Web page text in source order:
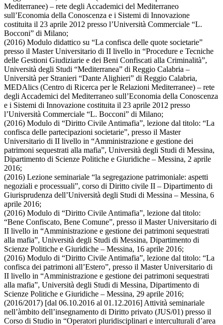
Mediterranee) – rete degli Accademici del Mediterraneo
sull’Economia della Conoscenza e i Sistemi di Innovazione
costituita il 23 aprile 2012 presso l’Università Commerciale “L.
Bocconi” di Milano;
(2016) Modulo didattico su “La confisca delle quote societarie”
presso il Master Universitario di II livello in “Procedure e Tecniche
delle Gestioni Giudiziarie e dei Beni Confiscati alla Criminalità”,
Università degli Studi “Mediterranea” di Reggio Calabria –
Università per Stranieri “Dante Alighieri” di Reggio Calabria,
MEDAlics (Centro di Ricerca per le Relazioni Mediterranee) – rete
degli Accademici del Mediterraneo sull’Economia della Conoscenza
e i Sistemi di Innovazione costituita il 23 aprile 2012 presso
l’Università Commerciale “L. Bocconi” di Milano;
(2016) Modulo di “Diritto Civile Antimafia”, lezione dal titolo: “La
confisca delle partecipazioni societarie”, presso il Master
Universitario di II livello in “Amministrazione e gestione dei
patrimoni sequestrati alla mafia”, Università degli Studi di Messina,
Dipartimento di Scienze Politiche e Giuridiche – Messina, 2 aprile
2016;
(2016) Lezione seminariale “la segregazione patrimoniale: aspetti
negoziali e processuali”, corso di Diritto civile II – Dipartimento di
Giurisprudenza dell’Università degli Studi di Messina – Messina, 6
aprile 2016;
(2016) Modulo di “Diritto Civile Antimafia”, lezione dal titolo:
“Bene Confiscato, Bene Comune”, presso il Master Universitario di
II livello in “Amministrazione e gestione dei patrimoni sequestrati
alla mafia”, Università degli Studi di Messina, Dipartimento di
Scienze Politiche e Giuridiche – Messina, 16 aprile 2016;
(2016) Modulo di “Diritto Civile Antimafia”, lezione dal titolo: “La
confisca dei patrimoni all’Estero”, presso il Master Universitario di
II livello in “Amministrazione e gestione dei patrimoni sequestrati
alla mafia”, Università degli Studi di Messina, Dipartimento di
Scienze Politiche e Giuridiche – Messina, 29 aprile 2016;
(2016/2017) [dal 06.10.2016 al 01.12.2016] Attività seminariale
nell’àmbito dell’insegnamento di Diritto privato (JUS/01) presso il
Corso di Studio in “Operatori pluridisciplinari e interculturali d’area